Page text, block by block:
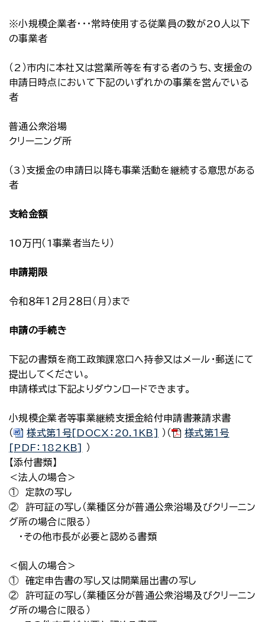
※小規模企業者・・・常時使用する従業員の数が20人以下
の事業者
（2）市内に本社又は営業所等を有する者のうち、支援金の
申請日時点において下記のいずれかの事業を営んでいる
者
普通公衆浴場
クリーニング所
（3）支援金の申請日以降も事業活動を継続する意思がある
者
支給金額
10万円（1事業者当たり）
申請期限
令和８年１２月２８日（月）まで
申請の手続き
下記の書類を商工政策課窓口へ持参又はメール・郵送にて
提出してください。
申請様式は下記よりダウンロードできます。
小規模企業者等事業継続支援金給付申請書兼請求書
（
様式第１号[DOCX：20.1KB] ）（
様式第１号
[PDF：182KB]
）
【添付書類】
＜法人の場合＞
① 定款の写し
② 許可証の写し（業種区分が普通公衆浴場及びクリーニン
グ所の場合に限る）
・その他市長が必要と認める書類
＜個人の場合＞
① 確定申告書の写し又は開業届出書の写し
② 許可証の写し（業種区分が普通公衆浴場及びクリーニン
グ所の場合に限る）